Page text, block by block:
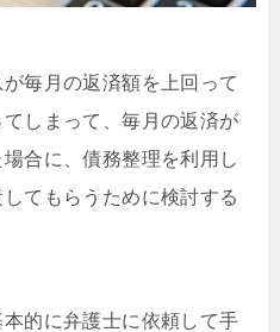
毎月の返済額を上回って
しまって、毎月の返済が
合に、債務整理を利用し
てもらうために検討する
的に弁護士に依頼して手